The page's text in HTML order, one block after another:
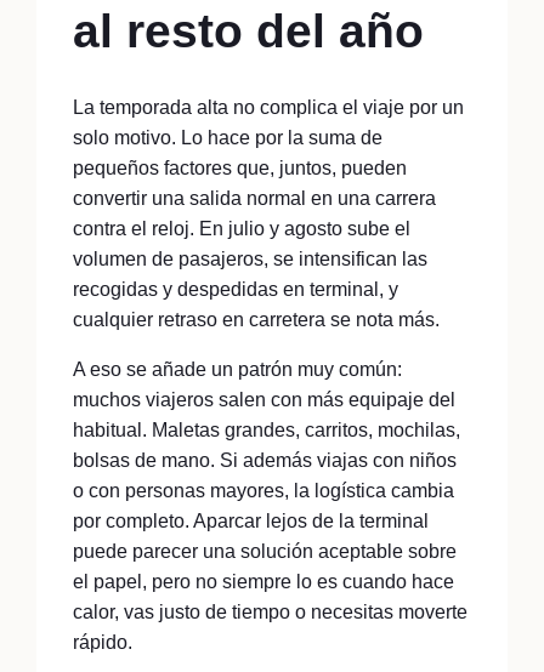
al resto del año
La temporada alta no complica el viaje por un
solo motivo. Lo hace por la suma de
pequeños factores que, juntos, pueden
convertir una salida normal en una carrera
contra el reloj. En julio y agosto sube el
volumen de pasajeros, se intensifican las
recogidas y despedidas en terminal, y
cualquier retraso en carretera se nota más.
A eso se añade un patrón muy común:
muchos viajeros salen con más equipaje del
habitual. Maletas grandes, carritos, mochilas,
bolsas de mano. Si además viajas con niños
o con personas mayores, la logística cambia
por completo. Aparcar lejos de la terminal
puede parecer una solución aceptable sobre
el papel, pero no siempre lo es cuando hace
calor, vas justo de tiempo o necesitas moverte
rápido.